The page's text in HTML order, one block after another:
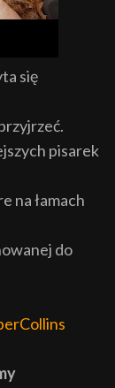
się
pisarek
na łamach
do